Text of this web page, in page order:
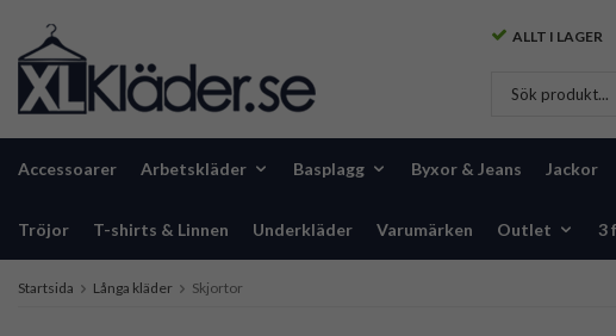
ALLT I LAGER
Accessoarer Arbetskläder Basplagg Byxor & Jeans Jackor
Tröjor T-shirts & Linnen Underkläder Varumärken Outlet 3
Startsida Långa kläder Skjortor